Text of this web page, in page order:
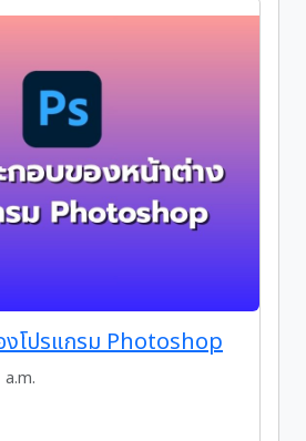
งโปรแกรม Photoshop
a.m.